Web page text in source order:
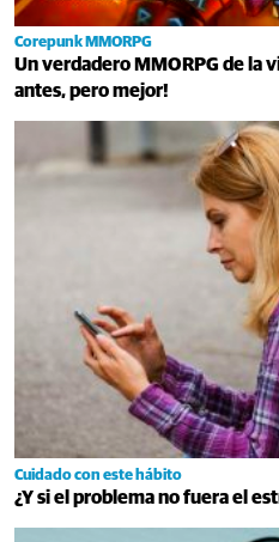
Corepunk MMORPG
Un verdadero MMORPG de la
antes, pero mejor!
Cuidado con este hábito
¿Y si el problema no fuera el